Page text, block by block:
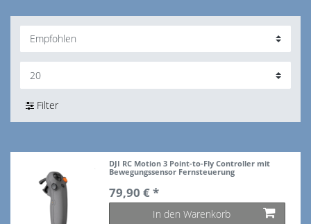
Filter
DJI RC Motion 3 Point-to-Fly Controller mit
Bewegungssensor Fernsteuerung
79,90 € *
In den Warenkorb